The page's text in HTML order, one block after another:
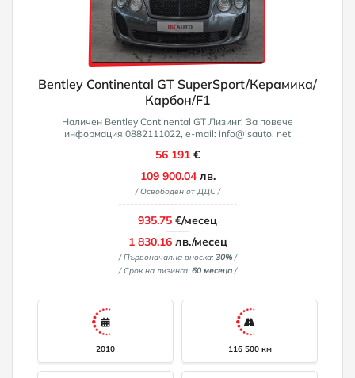
Bentley Continental GT SuperSport/Керамика/
Карбон/F1
Наличен Bentley Continental GT Лизинг! За повече
информация 0882111022, e-mail: info@isauto. net
56 191 €
109 900.04лв.
/ Освободен от ДДС /
935.75 €/месец
1 830.16лв./месец
/ Първоначална вноска: 30%/
/ Срок на лизинга: 60 месеца/
2010 116 500 км